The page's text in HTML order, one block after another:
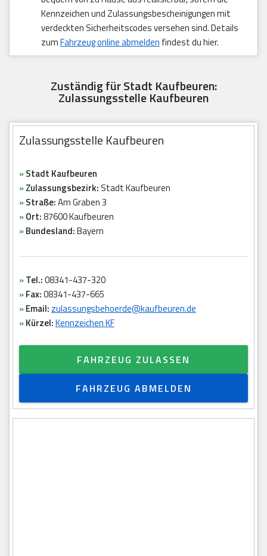
Kennzeichen und Zulassungsbescheinigungen mit
verdeckten Sicherheitscodes versehen sind. Details
zumFahrzeug online abmelden findest du hier.
Zuständig für Stadt Kaufbeuren:
Zulassungsstelle Kaufbeuren
Zulassungsstelle Kaufbeuren
»Stadt Kaufbeuren
»Zulassungsbezirk: Stadt Kaufbeuren
»Straße:Am Graben 3
»Ort:87600 Kaufbeuren
»Bundesland:Bayern
»Tel.:08341-437-320
»Fax:08341-437-665
»Email: zulassungsbehoerde@kaufbeuren.de
»Kürzel:Kennzeichen KF
FAHRZEUG ZULASSEN
FAHRZEUG ABMELDEN